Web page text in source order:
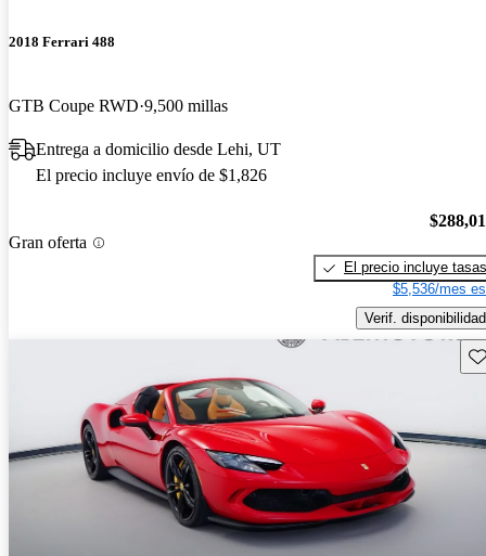
2018 Ferrari 488
GTB Coupe RWD 9,500 millas
Entrega a domicilio desde Lehi, UT
El precio incluye envío de $1,826
Gran oferta
El precio incluye tasas
$5,536/mes
Verif. disponibilidad